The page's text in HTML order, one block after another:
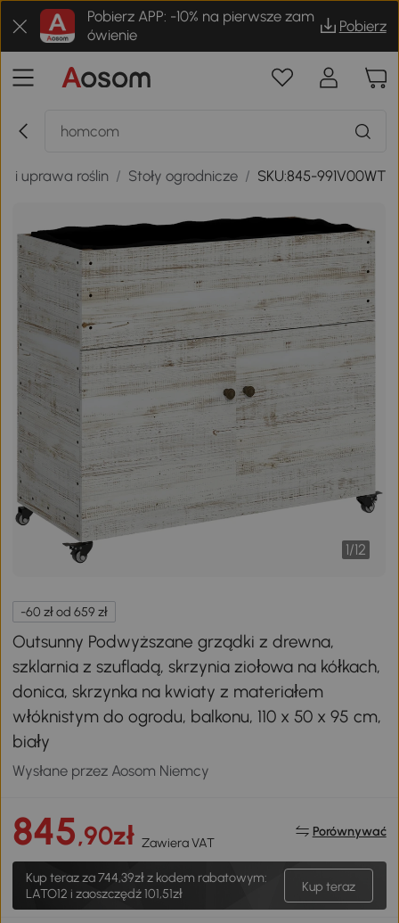
Pobierz APP: -10% na pierwsze zam
ówienie
Pobierz
i uprawa roślin / Stoły ogrodnicze / SKU:845-991V00WT
1/12
-60 zł od 659 zł
Outsunny Podwyższane grządki z drewna,
szklarnia z szufladą, skrzynia ziołowa na kółkach,
donica, skrzynka na kwiaty z materiałem
włóknistym do ogrodu, balkonu, 110 x 50 x 95 cm,
biały
Wysłane przez Aosom Niemcy
845,90zł Zawiera VAT
Porównywać
Kup teraz za744,39złz kodem rabatowym:
LATO12 i zaoszczędź 101,51zł
Kup teraz